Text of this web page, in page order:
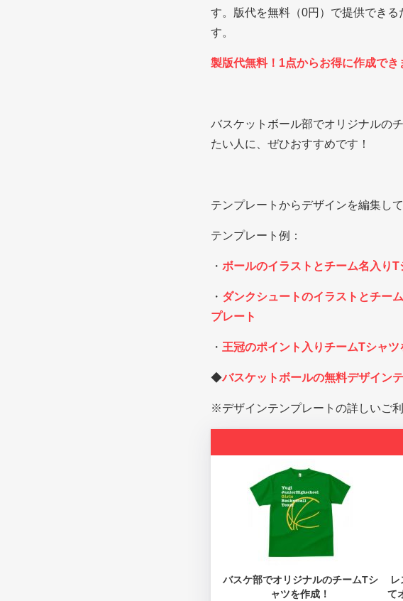
す。版代を無料（0円）で提供でき
す。
製版代無料！1点からお得に作成で
バスケットボール部でオリジナルの
たい人に、ぜひおすすめです！
テンプレートからデザインを編集し
テンプレート例：
・ ボールのイラストとチーム名入り
・ ダンクシュートのイラストとチー
プレート
・ 王冠のポイント入りチームTシャ
◆バスケットボールの無料デザイン
※デザインテンプレートの詳しいご
バスケ部でオリジナルのチームTシ
ャツを作成！
て